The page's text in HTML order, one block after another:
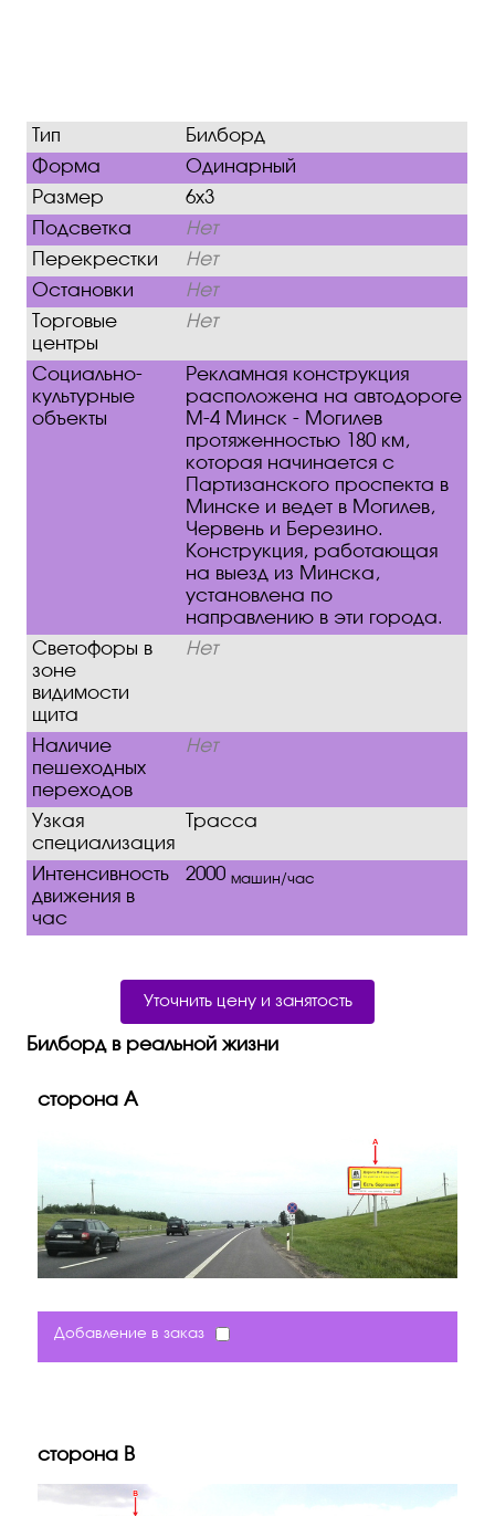
Тип
Билборд
Форма
Одинарный
Размер
6х3
Подсветка
Нет
Перекрестки
Нет
Остановки
Нет
Торговые
центры
Нет
Социально-
культурные
объекты
Рекламная конструкция
расположена на автодороге
М-4 Минск - Могилев
протяженностью 180 км,
которая начинается с
Партизанского проспекта в
Минске и ведет в Могилев,
Червень и Березино.
Конструкция, работающая
на выезд из Минска,
установлена по
направлению в эти города.
Светофоры в
зоне
видимости
щита
Нет
Наличие
пешеходных
переходов
Нет
Узкая
специализация
Трасса
Интенсивность
движения в
час
2000машин/час
Уточнить цену и занятость
Билборд в реальной жизни
сторона A
Добавление в заказ
сторона B